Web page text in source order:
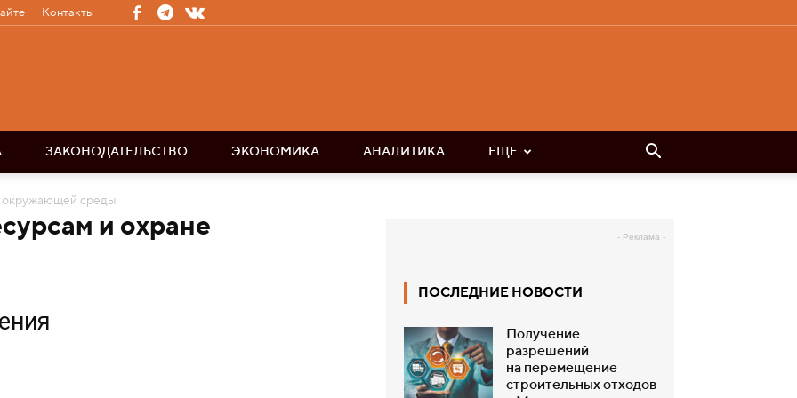
Контакты
ЗАКОНОДАТЕЛЬСТВО ЭКОНОМИКА АНАЛИТИКА ЕЩЕ
окружающей среды
и охране
- Реклама -
ПОСЛЕДНИЕ НОВОСТИ
Получение
разрешений
на перемещение
строительных отходов